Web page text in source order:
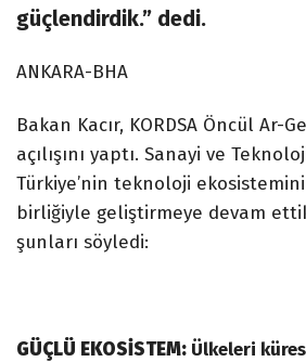
güçlendirdik.” dedi.
ANKARA-BHA
Bakan Kacır, KORDSA Öncül Ar-
açılışını yaptı. Sanayi ve
Türkiye’nin teknoloji
birliğiyle geliştirmeye devam
şunları söyledi:
GÜÇLÜ EKOSİSTEM: Ülkeleri